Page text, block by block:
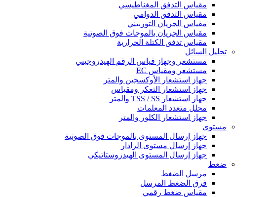
مقياس التدفق المغناطيسي
مقياس التدفق الدوامي
مقياس الجريان التوربيني
مقياس الجريان بالموجات فوق الصوتية
مقياس تدفق الكتلة الحرارية
تحليل السائل
مستشعر وجهاز قياس الرقم الهيدروجيني
مستشعر ومقياس EC
جهاز استشعار الأوكسجين والمتر
جهاز استشعار التعكر ومقياس
جهاز استشعار TSS / SS والمتر
محلل متعدد المعلمات
جهاز استشعار الكلور والمتر
مستوى
جهاز إرسال المستوى بالموجات فوق الصوتية
جهاز إرسال مستوى الرادار
جهاز إرسال المستوى الهيدروستاتيكي
ضغط
مرسل الضغط
فرق الضغط المرسل
مقياس ضغط رقمي